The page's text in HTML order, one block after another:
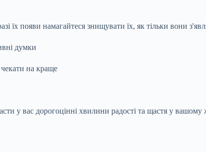
їх появи намагайтеся знищувати їх, як тільки вони
думки
на краще
у вас дорогоцінні хвилини радості та щастя у вашому